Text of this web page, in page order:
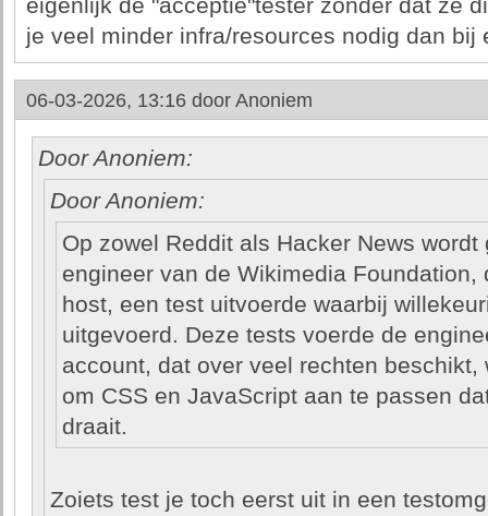
eigenlijk de "acceptie"tester zonder dat ze
je veel minder infra/resources nodig dan bij
06-03-2026, 13:16 door Anoniem
Door Anoniem:
Door Anoniem:
Op zowel Reddit als Hacker News
engineer van de Wikimedia
host, een test uitvoerde waarbij
uitgevoerd. Deze tests voerde de
account, dat over veel rechten
om CSS en JavaScript aan te passen
draait.
Zoiets test je toch eerst uit in een